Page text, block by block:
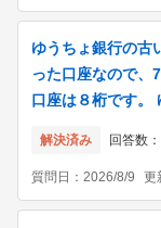
ゆうちょ銀行の古
った口座なので、
口座は８桁です。
解決済み 回答数：
質問日： 2026/8/9 更